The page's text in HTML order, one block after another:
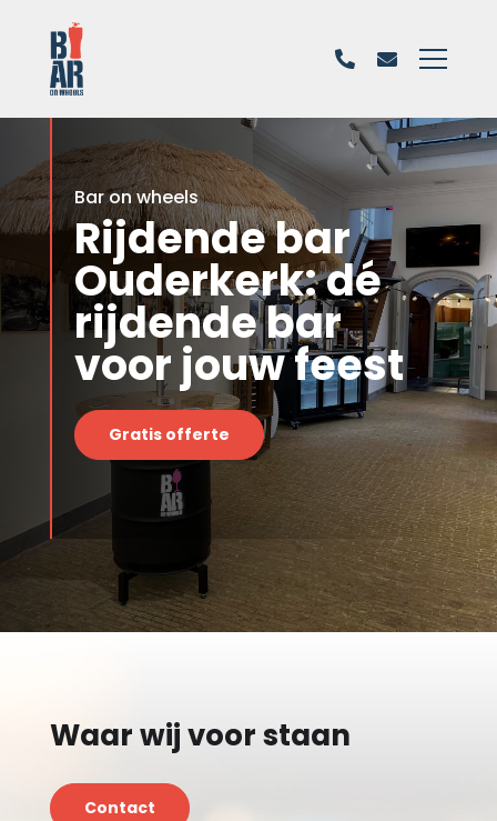
Bar on wheels
Rijdende bar
Ouderkerk: dé
rijdende bar
voor jouw feest
Gratis offerte
Waar wij voor staan
Contact